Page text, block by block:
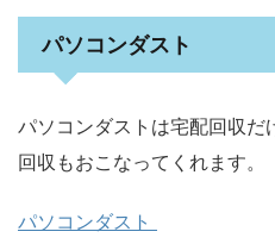
パソコンダスト
パソコンダストは宅配回収
回収もおこなってくれます。
パソコンダスト